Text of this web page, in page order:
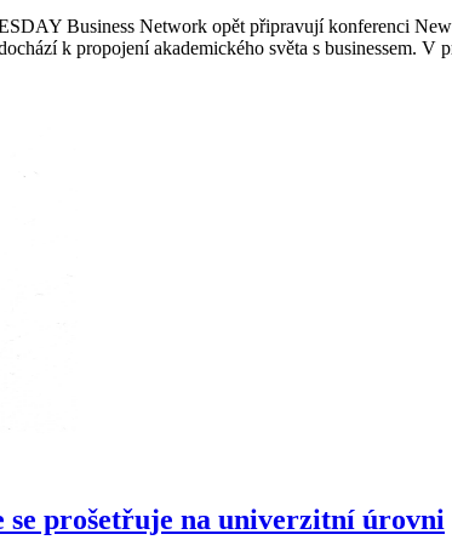
Business Network opět připravují konferenci
k propojení akademického světa s businessem. V
prošetřuje na univerzitní úrovni